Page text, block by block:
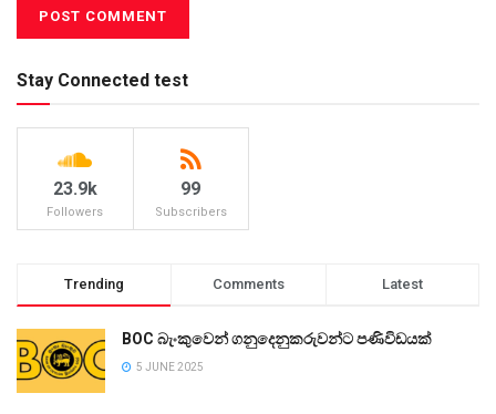
Stay Connected test
23.9k
Followers
99
Subscribers
Trending Comments Latest
BOC බැංකුවෙන් ගනුදෙනුකරුවන්ට පණිවිඩයක්
5 JUNE 2025